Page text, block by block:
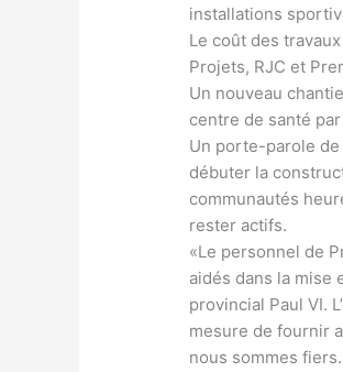
installations
Le coût des
Projets, RJC et
Un nouveau
centre de santé
Un porte-parole
débuter la
communautés
rester actifs.
«Le personnel de
aidés dans la mise
provincial Paul VI.
mesure de fournir
nous sommes